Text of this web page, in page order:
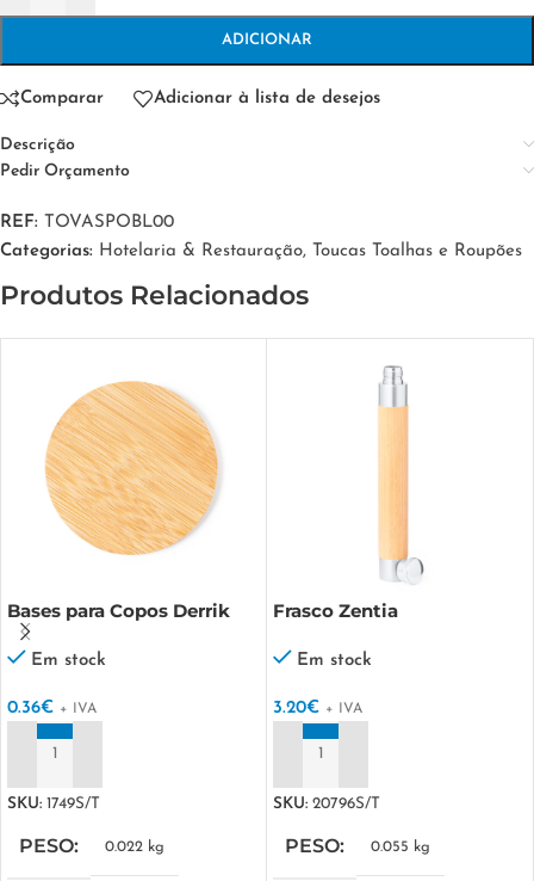
ADICIONAR
Comparar Adicionar à lista de desejos
Descrição
Pedir Orçamento
REF:
TOVASPOBL00
Categorias: Hotelaria & Restauração, Toucas Toalhas e Roupões
Produtos Relacionados
Bases para Copos Derrik
Em stock
0.36€ + IVA
SKU: 1749S/T
PESO 0.022 kg
Frasco Zentia
Em stock
3.20€ + IVA
SKU: 20796S/T
PESO 0.055 kg